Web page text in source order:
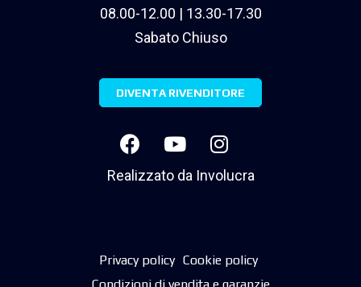
08.00-12.00 | 13.30-17.30
Sabato Chiuso
DIVENTA RIVENDITORE
Realizzato da Involucra
Privacy policy Cookie policy